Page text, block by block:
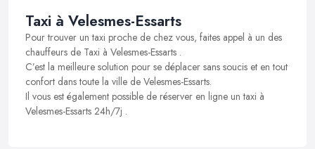
Taxi à Velesmes-Essarts
Pour trouver un taxi proche de chez vous, faites appel à un des
chauffeurs de Taxi à Velesmes-Essarts .
C’est la meilleure solution pour se déplacer sans soucis et en tout
confort dans toute la ville de Velesmes-Essarts.
Il vous est également possible de réserver en ligne un taxi à
Velesmes-Essarts 24h/7j .